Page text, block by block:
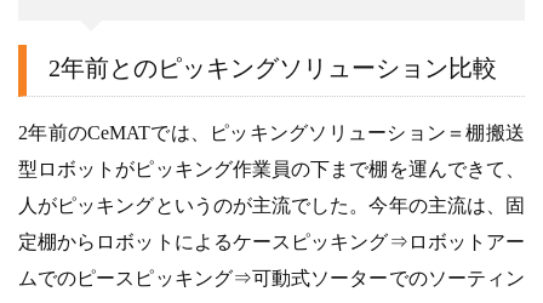
2年前とのピッキングソリューション比較
2年前のCeMATでは、ピッキングソリューション＝棚搬送
型ロボットがピッキング作業員の下まで棚を運んできて、
人がピッキングというのが主流でした。今年の主流は、固
定棚からロボットによるケースピッキング⇒ロボットアー
ムでのピースピッキング⇒可動式ソーターでのソーティン